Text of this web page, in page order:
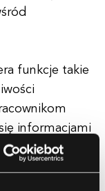
funkcje takie
informacjami
Kolejnym